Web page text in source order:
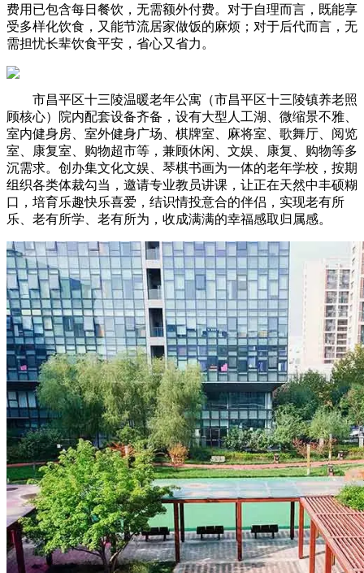
费用已包含每日餐饮，无需额外付费。对于自理而言，既能享
受多样化饮食，又能节流居家做饭的麻烦；对于后代而言，无
需担忧长辈饮食平安，省心又省力。
市昌平区十三陵温暖老年公寓（市昌平区十三陵镇养老照
顾核心）院内配套设备齐备，设有大型人工湖、微缩景不雅、
室内健身房、室外健身广场、棋牌室、麻将室、歌舞厅、阅览
室、康复室、购物超市等，兼顾休闲、文娱、康复、购物等多
沉需求。创办集文化文娱、琴棋书画为一体的老年学校，按期
组织各类体裁勾当，邀请专业教员讲课，让正在天然中丰硕糊
口，培育乐趣快乐喜爱，结识情投意合的伴侣，实现老有所
乐、老有所学、老有所为，收成满满的幸福感取归属感。